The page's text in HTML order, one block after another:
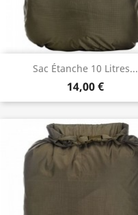
Sac Étanche 10 Litres...
14,00 €